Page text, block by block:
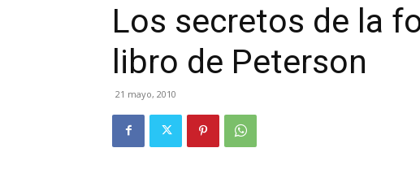
Los secretos de la
libro de Peterson
21 mayo, 2010